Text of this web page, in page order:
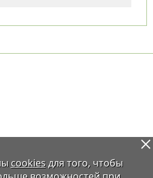
cookiesдля того, чтобы